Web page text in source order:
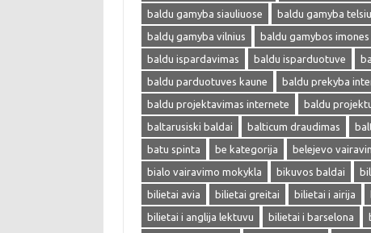
baldu gamyba siauliuose
baldu gamyba
baldų gamyba vilnius
baldu gamybos imones
baldu ispardavimas
baldu isparduotuve
baldu parduotuves kaune
baldu prekyba
baldu projektavimas internete
baldu
baltarusiski baldai
balticum draudimas
batu spinta
be kategorija belejevo
bialo vairavimo mokykla
bikuvos baldai
bilietai avia
bilietai greitai bilietai i airija
bilietai i anglija lektuvu
bilietai i barselona